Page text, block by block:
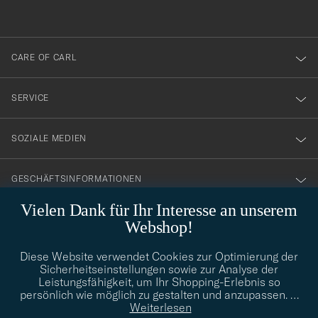
Vielen Dank für Ihr Interesse an unserem
Webshop!
Diese Website verwendet Cookies zur Optimierung der
Sicherheitseinstellungen sowie zur Analyse der
Leistungsfähigkeit, um Ihr Shopping-Erlebnis so
persönlich wie möglich zu gestalten und anzupassen. …
Weiterlesen
dig
till
vårt
nyhetsbrev!
CARE OF CARL
SERVICE
SOZIALE MEDIEN
GESCHÄFTSINFORMATIONEN
info@careofcarl.de
Benötigen Sie Hilfe bei der Suche nach Ihrem persönlichen Stil?
Wenden Sie sich an uns, wir helfen Ihnen gerne weiter!